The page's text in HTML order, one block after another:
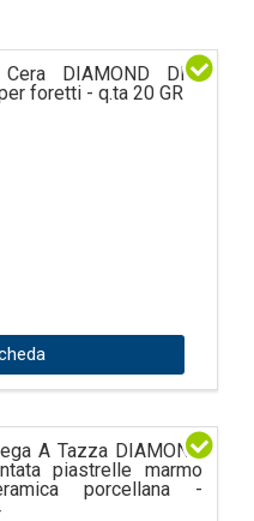
DIAMOND DRY
foretti - q.ta 20 GR
A Tazza DIAMOND
piastrelle marmo
porcellana -